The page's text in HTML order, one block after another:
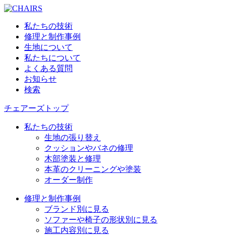
私たちの技術
修理と制作事例
生地について
私たちについて
よくある質問
お知らせ
検索
チェアーズトップ
私たちの技術
生地の張り替え
クッションやバネの修理
木部塗装と修理
本革のクリーニングや塗装
オーダー制作
修理と制作事例
ブランド別に見る
ソファーや椅子の形状別に見る
施工内容別に見る